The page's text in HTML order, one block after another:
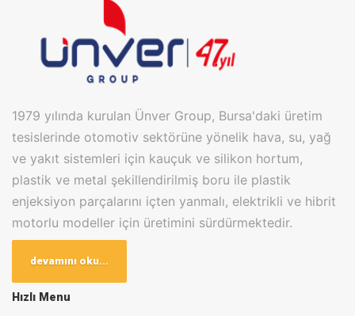
1979 yılında kurulan Ünver Group, Bursa'daki üretim
tesislerinde otomotiv sektörüne yönelik hava, su, yağ
ve yakıt sistemleri için kauçuk ve silikon hortum,
plastik ve metal şekillendirilmiş boru ile plastik
enjeksiyon parçalarını içten yanmalı, elektrikli ve hibrit
motorlu modeller için üretimini sürdürmektedir.
Bugün Bursa Kayapa OSB ve Badırga Karma OSB
olmak üzere 2 farklı lokasyonda bulunan üretim
tesislerinde toplam 20.000m2 kapalı alanda en son
devamını oku...
Hızlı Menu